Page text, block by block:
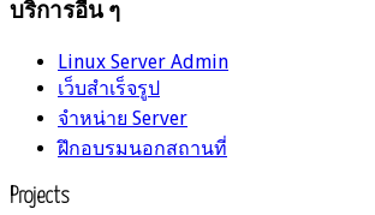
บริการอื่น ๆ
Linux Server Admin
เว็บสำเร็จรูป
จำหน่าย Server
ฝึกอบรมนอกสถานที่
Projects